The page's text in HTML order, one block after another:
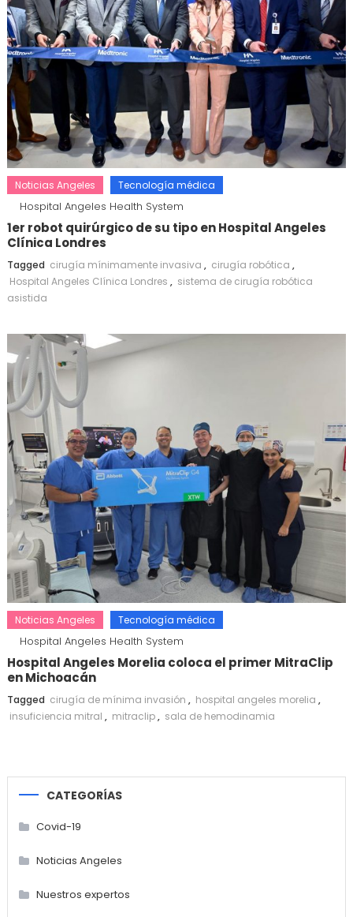
Noticias Angeles Tecnología médica
Hospital Angeles Health System
1er robot quirúrgico de su tipo en Hospital Angeles
Clínica Londres
Tagged cirugía mínimamente invasiva , cirugía robótica ,
Hospital Angeles Clínica Londres , sistema de cirugía robótica
asistida
Noticias Angeles Tecnología médica
Hospital Angeles Health System
Hospital Angeles Morelia coloca el primer MitraClip
en Michoacán
Tagged cirugía de mínima invasión , hospital angeles morelia ,
insuficiencia mitral , mitraclip, sala de hemodinamia
CATEGORÍAS
Covid-19
Noticias Angeles
Nuestros expertos